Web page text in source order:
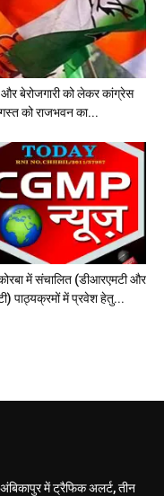
और बेरोजगारी को लेकर कांग्रेस
को राजभवन का...
में संचालित (डीआरएमटी और
पाठ्यक्रमों में प्रवेश हेतु...
में ट्रैफिक अलर्ट, तीन